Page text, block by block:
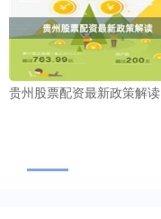
贵州股票配资最新政策解读